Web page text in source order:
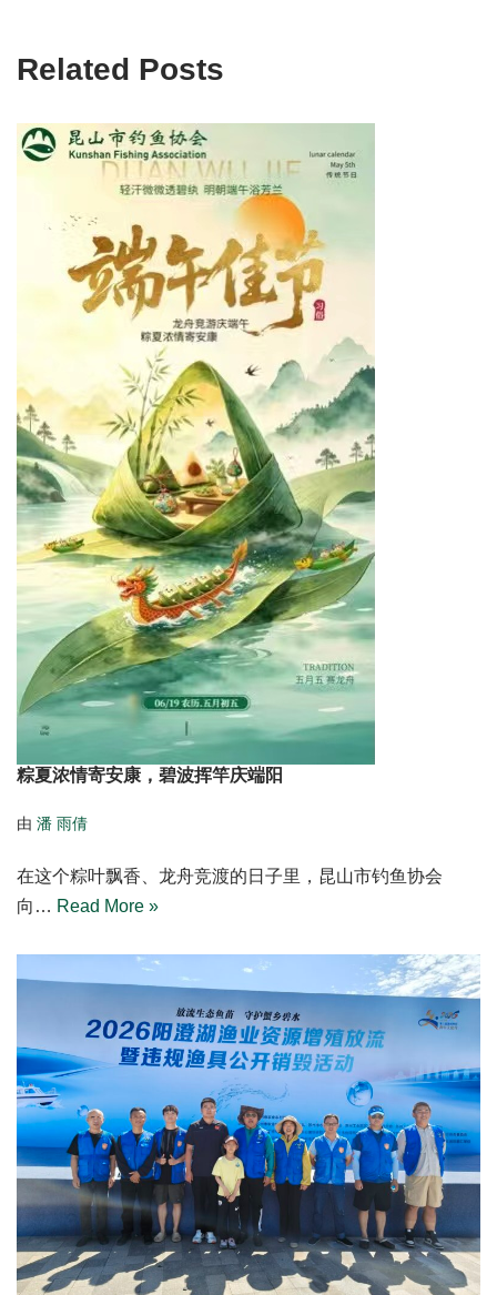
Related Posts
粽夏浓情寄安康，碧波挥竿庆端阳
由 潘 雨倩
在这个粽叶飘香、龙舟竞渡的日子里，昆山市钓鱼协会
向… Read More »